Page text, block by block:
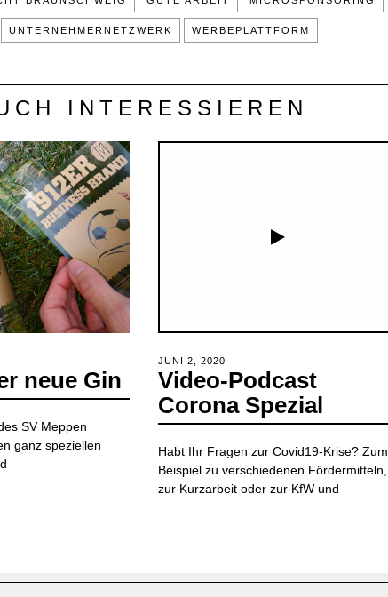
UNTERNEHMERNETZWERK WERBEPLATTFORM
INTERESSIEREN
neue Gin
SV Meppen
ganz speziellen
POSTED
ON
JUNI 2, 2020
26,
2020
Video-Podcast
Corona Spezial
Habt Ihr Fragen zur Covid19-Krise? Zum
Beispiel zu verschiedenen Fördermitteln,
zur Kurzarbeit oder zur KfW und